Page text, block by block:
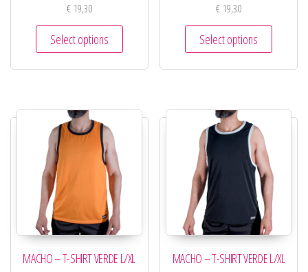
€19,30
Select options
€ 19,30
Select options
MACHO – T-SHIRT VERDE L/XL MACHO – T-SHIRT VERDE L/XL